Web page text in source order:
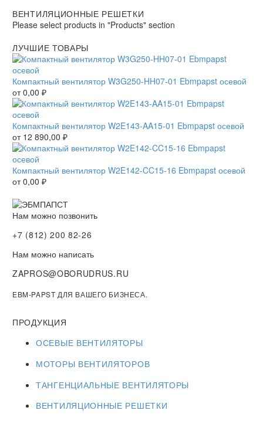
ВЕНТИЛЯЦИОННЫЕ РЕШЕТКИ
Please select products in "Products" section
ЛУЧШИЕ ТОВАРЫ
Компактный вентилятор W3G250-HH07-01 Ebmpapst осевой
от0,00 ₽
Компактный вентилятор W2E143-AA15-01 Ebmpapst осевой
от 12 890,00 ₽
Компактный вентилятор W2E142-CC15-16 Ebmpapst осевой
от0,00 ₽
Нам можно позвонить
+7 (812) 200 82-26
Нам можно написать
ZAPROS@OBORUDRUS.RU
EBM-PAPST ДЛЯ ВАШЕГО БИЗНЕСА.
ПРОДУКЦИЯ
ОСЕВЫЕ ВЕНТИЛЯТОРЫ
МОТОРЫ ВЕНТИЛЯТОРОВ
ТАНГЕНЦИАЛЬНЫЕ ВЕНТИЛЯТОРЫ
ВЕНТИЛЯЦИОННЫЕ РЕШЕТКИ